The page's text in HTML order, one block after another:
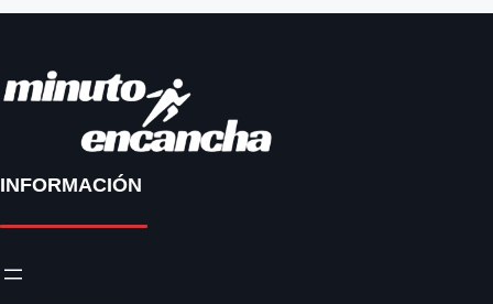
INFORMACIÓN